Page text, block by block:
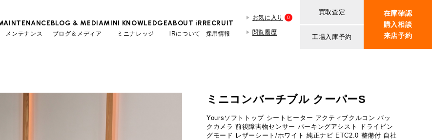
メンテナンス
BMWミニ メンテナンス
BLOG & MEDIA
ブログ＆メディア
Part's Report
MINI KNOWLEDGE
ミニナレッジ
ABOUT iR
iRについて
リクルート
RECRUIT
採用情報
お気に入り 0
閲覧履歴
買取査定
工場入庫予約
iR MAKERS
ROVER MINIサービス工場
在庫確認
購入相談
来店予約
の場合 残価ローンの場合
ミニコンバーチブル クーパーS
Yoursソフトトップ シートヒーター アクティブクルコン バッ
クカメラ 前後障害物センサー パーキングアシスト ドライビン
グモード レザーシート/ホワイト 純正ナビ ETC2.0 整備付 自社